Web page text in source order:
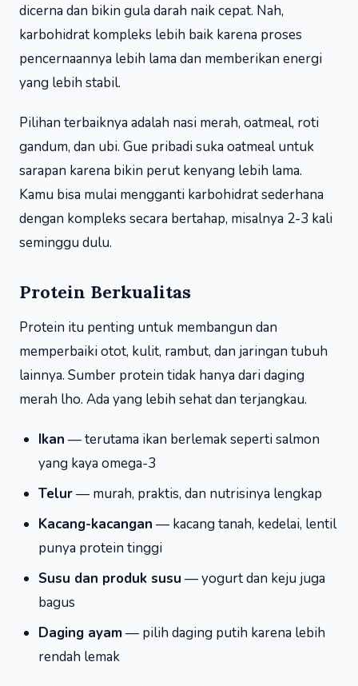
dicerna dan bikin gula darah naik cepat. Nah,
karbohidrat kompleks lebih baik karena proses
pencernaannya lebih lama dan memberikan energi
yang lebih stabil.
Pilihan terbaiknya adalah nasi merah, oatmeal, roti
gandum, dan ubi. Gue pribadi suka oatmeal untuk
sarapan karena bikin perut kenyang lebih lama.
Kamu bisa mulai mengganti karbohidrat sederhana
dengan kompleks secara bertahap, misalnya 2-3 kali
seminggu dulu.
Protein Berkualitas
Protein itu penting untuk membangun dan
memperbaiki otot, kulit, rambut, dan jaringan tubuh
lainnya. Sumber protein tidak hanya dari daging
merah lho. Ada yang lebih sehat dan terjangkau.
Ikan — terutama ikan berlemak seperti salmon
yang kaya omega-3
Telur— murah, praktis, dan nutrisinya lengkap
Kacang-kacangan — kacang tanah, kedelai, lentil
punya protein tinggi
Susu dan produk susu — yogurt dan keju juga
bagus
Daging ayam— pilih daging putih karena lebih
rendah lemak